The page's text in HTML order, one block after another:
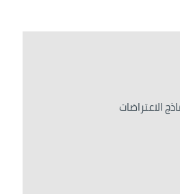
الاعتراضات